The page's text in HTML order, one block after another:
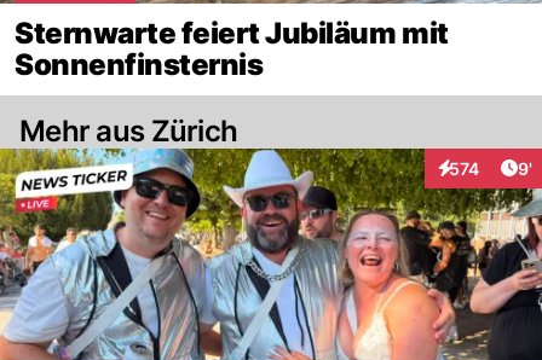
Sternwarte feiert Jubiläum mit
Sonnenfinsternis
Mehr aus Zürich
574
Interaktionen
9'